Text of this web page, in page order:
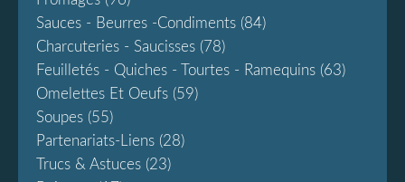
Sauces - Beurres -condiments (84)
Charcuteries - Saucisses (78)
Feuilletés - Quiches - Tourtes - Ramequins (63)
Omelettes Et Oeufs (59)
Soupes (55)
Partenariats-Liens (28)
Trucs & Astuces (23)